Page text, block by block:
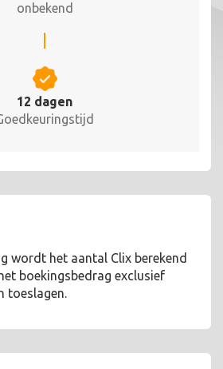
onbekend
12 dagen
wordt het aantal Clix berekend
boekingsbedrag exclusief
toeslagen.